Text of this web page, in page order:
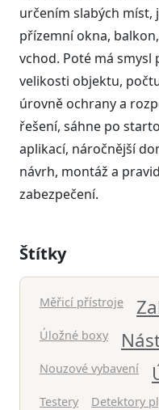
určením slabých míst,
přízemní okna,
vchod. Poté má
velikosti objektu,
úrovně ochrany a
řešení, sáhne po
aplikací, náročnější
návrh, montáž a
zabezpečení.
Štítky
Měřicí přístroje
Úložné boxy
Nouzové vybavení
Testery Detektory